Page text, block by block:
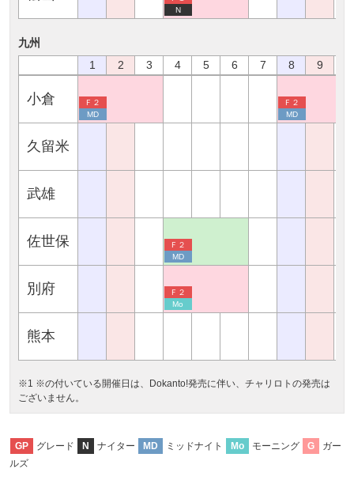
N
九州
1
2 3 4 5 6 7 8 9
小倉
Ｆ２
MD
Ｆ２
MD
久留米
武雄
佐世保
Ｆ２
MD
別府
Ｆ２
Mo
熊本
※1 ※の付いている開催日は、Dokanto!発売に伴い、チャリロトの発売は
ございません。
GP グレード N ナイター MD ミッドナイト Mo モーニング G
ガー
ルズ